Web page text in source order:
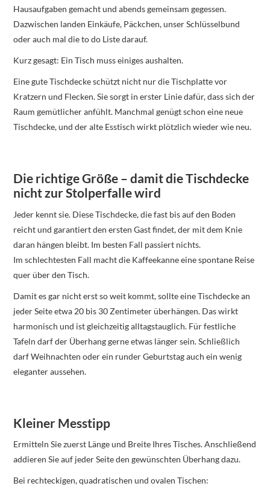
Hausaufgaben gemacht und abends gemeinsam gegessen.
Dazwischen landen Einkäufe, Päckchen, unser Schlüsselbund
oder auch mal die to do Liste darauf.
Kurz gesagt: Ein Tisch muss einiges aushalten.
Eine gute Tischdecke schützt nicht nur die Tischplatte vor
Kratzern und Flecken. Sie sorgt in erster Linie dafür, dass sich der
Raum gemütlicher anfühlt. Manchmal genügt schon eine neue
Tischdecke, und der alte Esstisch wirkt plötzlich wieder wie neu.
Die richtige Größe – damit die Tischdecke
nicht zur Stolperfalle wird
Jeder kennt sie. Diese Tischdecke, die fast bis auf den Boden
reicht und garantiert den ersten Gast findet, der mit dem Knie
daran hängen bleibt. Im besten Fall passiert nichts.
Im schlechtesten Fall macht die Kaffeekanne eine spontane Reise
quer über den Tisch.
Damit es gar nicht erst so weit kommt, sollte eine Tischdecke an
jeder Seite etwa 20 bis 30 Zentimeter überhängen. Das wirkt
harmonisch und ist gleichzeitig alltagstauglich. Für festliche
Tafeln darf der Überhang gerne etwas länger sein. Schließlich
darf Weihnachten oder ein runder Geburtstag auch ein wenig
eleganter aussehen.
Kleiner Messtipp
Ermitteln Sie zuerst Länge und Breite Ihres Tisches. Anschließend
addieren Sie auf jeder Seite den gewünschten Überhang dazu.
Bei rechteckigen, quadratischen und ovalen Tischen: